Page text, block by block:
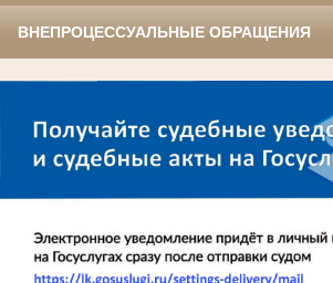
ВНЕПРОЦЕССУАЛЬНЫЕ ОБРАЩЕНИЯ